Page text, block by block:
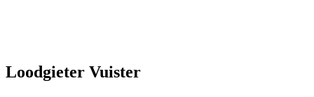
Loodgieter Vuister